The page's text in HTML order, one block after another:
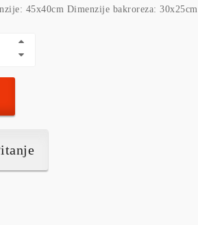
45x40cm Dimenzije bakroreza: 30x25cm